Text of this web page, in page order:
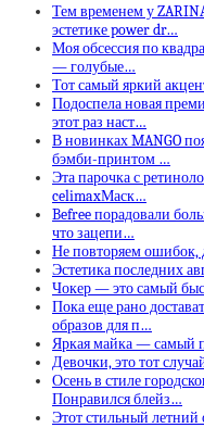
Тем временем у
эстетике power dr…
Моя обсессия по
— голубые…
Тот самый яркий
Подоспела новая
этот раз наст…
В новинках MANGO
бэмби-принтом …
Эта парочка с
celimaxМаск…
Befree порадовали
что зацепи…
Не повторяем ошибок,
Эстетика последних
Чокер — это самый
Пока еще рано
образов для п…
Яркая майка — самый
Девочки, это тот
Осень в стиле
Понравился блейз…
Этот стильный летний